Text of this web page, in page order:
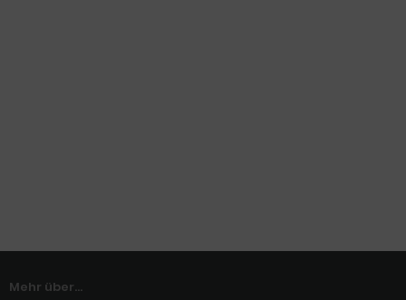
Mehr über...